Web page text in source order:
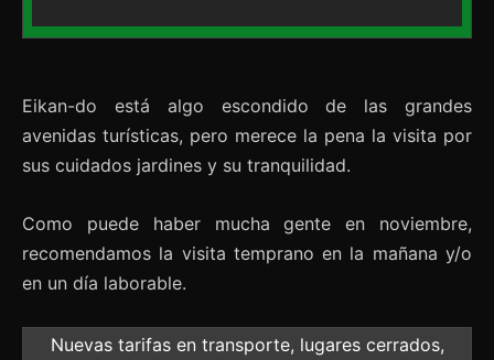
Eikan-do está algo escondido de las grandes
avenidas turísticas, pero merece la pena la visita por
sus cuidados jardines y su tranquilidad.
Como puede haber mucha gente en noviembre,
recomendamos la visita temprano en la mañana y/o
en un día laborable.
Nuevas tarifas en transporte, lugares cerrados,